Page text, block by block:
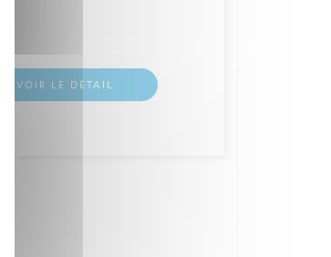
VOIR LE DÉTAIL